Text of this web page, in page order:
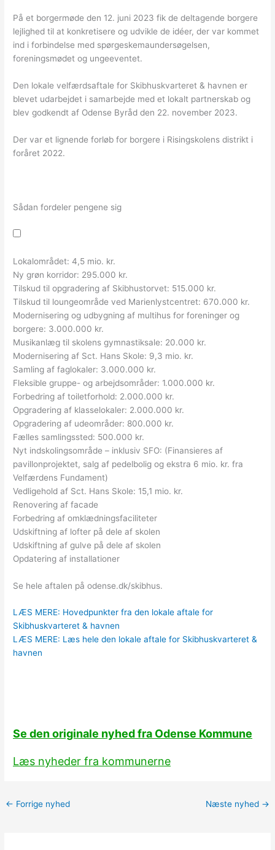
På et borgermøde den 12. juni 2023 fik de deltagende borgere
lejlighed til at konkretisere og udvikle de idéer, der var kommet
ind i forbindelse med spørgeskemaundersøgelsen,
foreningsmødet og ungeeventet.
Den lokale velfærdsaftale for Skibhuskvarteret & havnen er
blevet udarbejdet i samarbejde med et lokalt partnerskab og
blev godkendt af Odense Byråd den 22. november 2023.
Der var et lignende forløb for borgere i Risingskolens distrikt i
foråret 2022.
Sådan fordeler pengene sig
Lokalområdet: 4,5 mio. kr.
Ny grøn korridor: 295.000 kr.
Tilskud til opgradering af Skibhustorvet: 515.000 kr.
Tilskud til loungeområde ved Marienlystcentret: 670.000 kr.
Modernisering og udbygning af multihus for foreninger og
borgere: 3.000.000 kr.
Musikanlæg til skolens gymnastiksale: 20.000 kr.
Modernisering af Sct. Hans Skole: 9,3 mio. kr.
Samling af faglokaler: 3.000.000 kr.
Fleksible gruppe- og arbejdsområder: 1.000.000 kr.
Forbedring af toiletforhold: 2.000.000 kr.
Opgradering af klasselokaler: 2.000.000 kr.
Opgradering af udeområder: 800.000 kr.
Fælles samlingssted: 500.000 kr.
Nyt indskolingsområde – inklusiv SFO: (Finansieres af
pavillonprojektet, salg af pedelbolig og ekstra 6 mio. kr. fra
Velfærdens Fundament)
Vedligehold af Sct. Hans Skole: 15,1 mio. kr.
Renovering af facade
Forbedring af omklædningsfaciliteter
Udskiftning af lofter på dele af skolen
Udskiftning af gulve på dele af skolen
Opdatering af installationer
Se hele aftalen på odense.dk/skibhus.
LÆS MERE: Hovedpunkter fra den lokale aftale for
Skibhuskvarteret & havnen
LÆS MERE: Læs hele den lokale aftale for Skibhuskvarteret &
havnen
Se den originale nyhed fra Odense Kommune
Læs nyheder fra kommunerne
← Forrige nyhed Næste nyhed →